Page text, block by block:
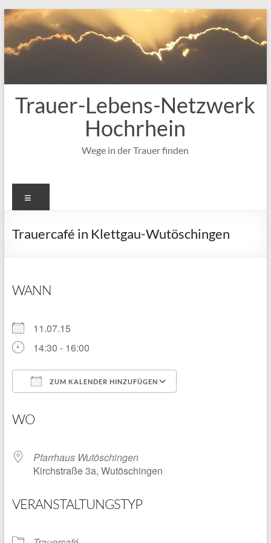
Zum
Inhalt
springen
Trauer-Lebens-Netzwerk
Hochrhein
Wege in der Trauer finden
Trauercafé in Klettgau-Wutöschingen
WANN
11.07.15
14:30 - 16:00
ZUM KALENDER HINZUFÜGEN
WO
Pfarrhaus Wutöschingen
Kirchstraße 3a, Wutöschingen
VERANSTALTUNGSTYP